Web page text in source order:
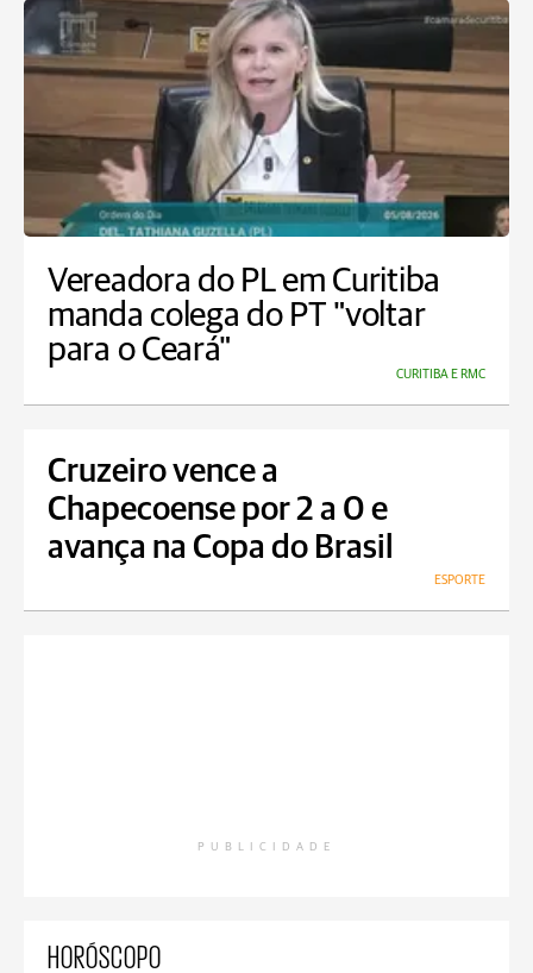
Vereadora do PL em Curitiba
manda colega do PT "voltar
para o Ceará"
CURITIBA E RMC
Cruzeiro vence a
Chapecoense por 2 a 0 e
avança na Copa do Brasil
ESPORTE
PUBLICIDADE
HORÓSCOPO